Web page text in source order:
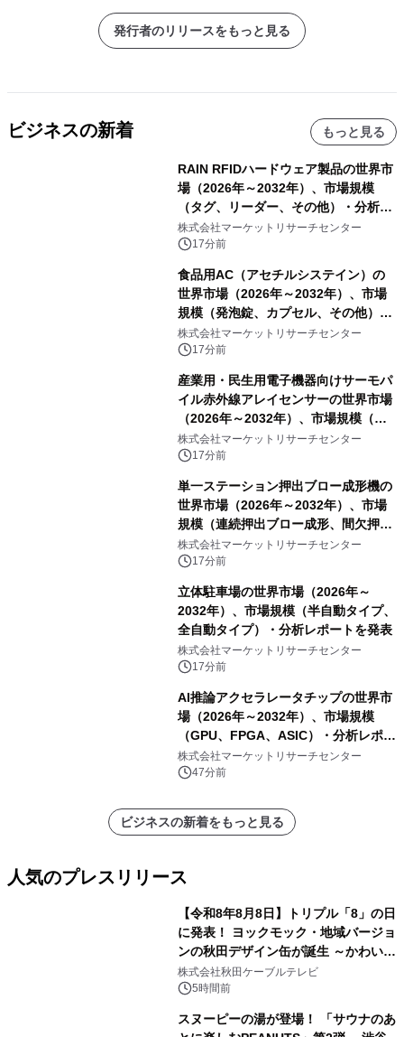
発行者のリリースをもっと見る
ビジネスの新着 もっと見る
RAIN RFIDハードウェア製品の世界市
場（2026年～2032年）、市場規模
（タグ、リーダー、その他）・分析レ
ポートを発表
株式会社マーケットリサーチセンター
17分前
食品用AC（アセチルシステイン）の
世界市場（2026年～2032年）、市場
規模（発泡錠、カプセル、その他）・
分析レポートを発表
株式会社マーケットリサーチセンター
17分前
産業用・民生用電子機器向けサーモパ
イル赤外線アレイセンサーの世界市場
（2026年～2032年）、市場規模（ス
ルーホールタイプ、SMDタイプ）・分
析レポートを発表
株式会社マーケットリサーチセンター
17分前
単一ステーション押出ブロー成形機の
世界市場（2026年～2032年）、市場
規模（連続押出ブロー成形、間欠押出
ブロー成形）・分析レポートを発表
株式会社マーケットリサーチセンター
17分前
立体駐車場の世界市場（2026年～
2032年）、市場規模（半自動タイプ、
全自動タイプ）・分析レポートを発表
株式会社マーケットリサーチセンター
17分前
AI推論アクセラレータチップの世界市
場（2026年～2032年）、市場規模
（GPU、FPGA、ASIC）・分析レポー
トを発表
株式会社マーケットリサーチセンター
47分前
ビジネスの新着をもっと見る
人気のプレスリリース
【令和8年8月8日】トリプル「8」の日
に発表！ ヨックモック・地域バージョ
ンの秋田デザイン缶が誕生 ～かわいい
秋田犬の子犬と秋田の四季と名所を巡
るパッケージ～ 9月1日(火)秋田県内で
株式会社秋田ケーブルテレビ
5時間前
スヌーピーの湯が登場！ 「サウナのあ